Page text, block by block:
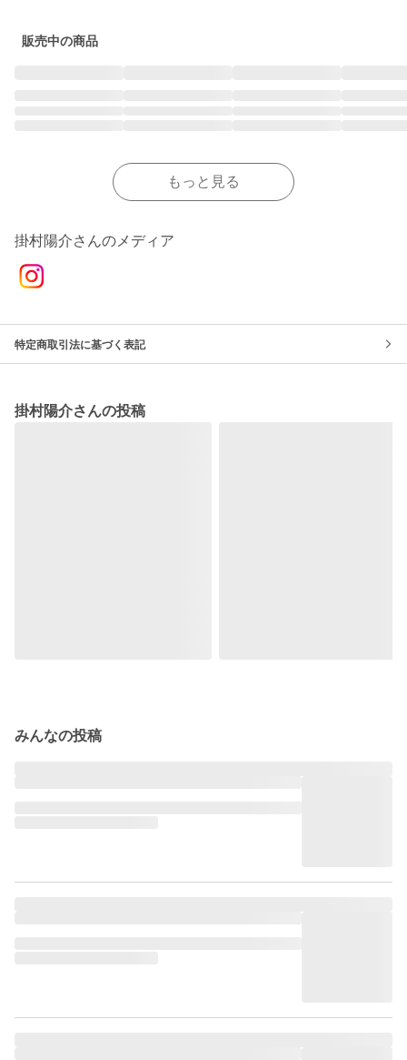
販売中の商品
もっと見る
掛村陽介さんのメディア
特定商取引法に基づく表記
掛村陽介さんの投稿
みんなの投稿